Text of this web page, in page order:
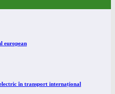
european
în transport internațional